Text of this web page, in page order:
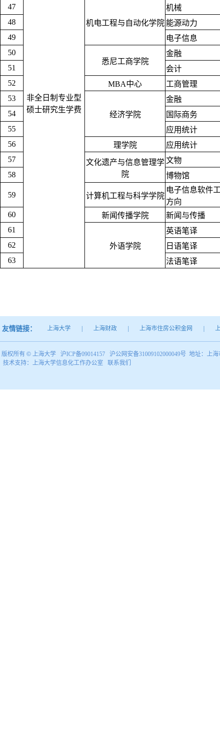
非全日制专业型
硕士研究生学费
47
机电工程与自动化学院
机械
48
能源动力
49
电子信息
50
悉尼工商学院
金融
51
会计
52
MBA中心
工商管理
53
经济学院
金融
54
国际商务
55
应用统计
56
理学院
应用统计
57
文化遗产与信息管理学
院
文物
58
博物馆
59 计算机工程与科学学院
电子信息软件
方向
60
新闻传播学院
新闻与传播
61
外语学院
英语笔译
62
日语笔译
63
法语笔译
友情链接： 上海大学 上海财政 上海市住房公积金网
版权所有 © 上海大学 沪ICP备09014157 沪公网安备31009102000049号 地址：上
技术支持： 上海大学信息化工作办公室 联系我们